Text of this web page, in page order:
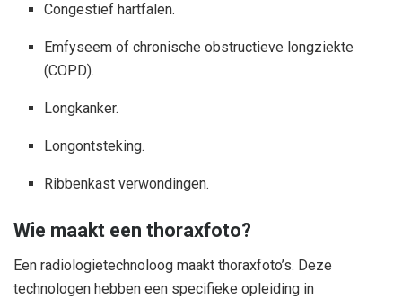
Congestief hartfalen.
Emfyseem of chronische obstructieve longziekte
(COPD).
Longkanker.
Longontsteking.
Ribbenkast verwondingen.
Wie maakt een thoraxfoto?
Een radiologietechnoloog maakt thoraxfoto’s. Deze
technologen hebben een specifieke opleiding in